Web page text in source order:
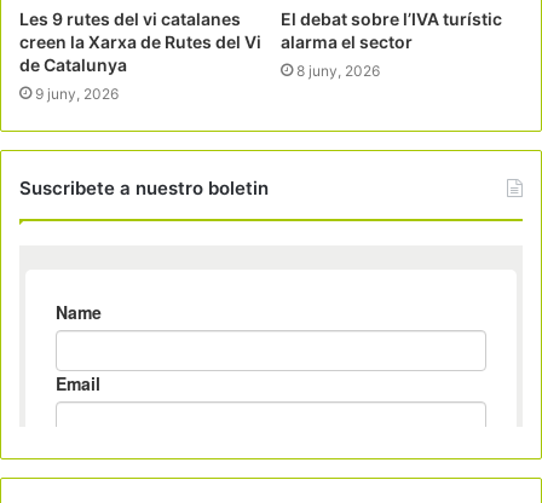
Les 9 rutes del vi catalanes
creen la Xarxa de Rutes del Vi
de Catalunya
9 juny, 2026
El debat sobre l’IVA turístic
alarma el sector
8 juny, 2026
Suscribete a nuestro boletin